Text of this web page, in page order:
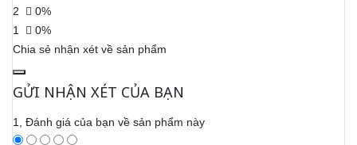
2
0%
1
0%
Chia sẻ nhận xét về sản phẩm
GỬI NHẬN XÉT CỦA BẠN
1, Đánh giá của bạn về sản phẩm này